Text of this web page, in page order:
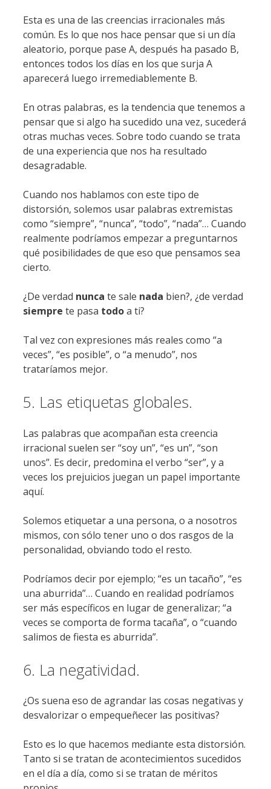
Esta es una de las creencias irracionales más
común. Es lo que nos hace pensar que si un día
aleatorio, porque pase A, después ha pasado B,
entonces todos los días en los que surja A
aparecerá luego irremediablemente B.
En otras palabras, es la tendencia que tenemos a
pensar que si algo ha sucedido una vez, sucederá
otras muchas veces. Sobre todo cuando se trata
de una experiencia que nos ha resultado
desagradable.
Cuando nos hablamos con este tipo de
distorsión, solemos usar palabras extremistas
como “siempre”, “nunca”, “todo”, “nada”… Cuando
realmente podríamos empezar a preguntarnos
qué posibilidades de que eso que pensamos sea
cierto.
¿De verdad nunca te sale nada bien?, ¿de verdad
siempre te pasa todoa ti?
Tal vez con expresiones más reales como “a
veces”, “es posible”, o “a menudo”, nos
trataríamos mejor.
5. Las etiquetas globales.
Las palabras que acompañan esta creencia
irracional suelen ser “soy un”, “es un”, “son
unos”. Es decir, predomina el verbo “ser”, y a
veces los prejuicios juegan un papel importante
aquí.
Solemos etiquetar a una persona, o a nosotros
mismos, con sólo tener uno o dos rasgos de la
personalidad, obviando todo el resto.
Podríamos decir por ejemplo; “es un tacaño”, “es
una aburrida”… Cuando en realidad podríamos
ser más específicos en lugar de generalizar; “a
veces se comporta de forma tacaña”, o “cuando
salimos de fiesta es aburrida”.
6. La negatividad.
¿Os suena eso de agrandar las cosas negativas y
desvalorizar o empequeñecer las positivas?
Esto es lo que hacemos mediante esta distorsión.
Tanto si se tratan de acontecimientos sucedidos
en el día a día, como si se tratan de méritos